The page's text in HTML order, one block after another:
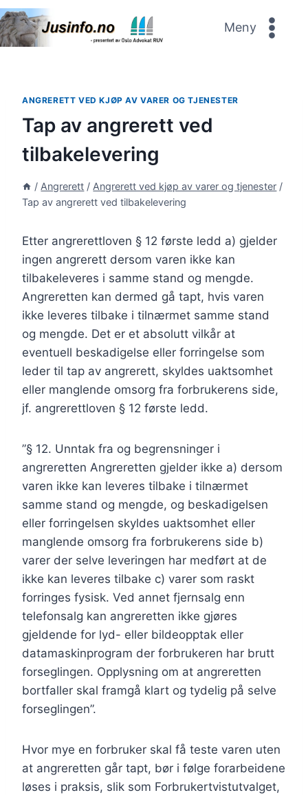
Skip
to
content
Meny
ANGRERETT VED KJØP AV VARER OG TJENESTER
Tap av angrerett ved
tilbakelevering
/ Angrerett / Angrerett ved kjøp av varer og tjenester /
Tap av angrerett ved tilbakelevering
Etter angrerettloven § 12 første ledd a) gjelder
ingen angrerett dersom varen ikke kan
tilbakeleveres i samme stand og mengde.
Angreretten kan dermed gå tapt, hvis varen
ikke leveres tilbake i tilnærmet samme stand
og mengde. Det er et absolutt vilkår at
eventuell beskadigelse eller forringelse som
leder til tap av angrerett, skyldes uaktsomhet
eller manglende omsorg fra forbrukerens side,
jf. angrerettloven § 12 første ledd.
”§ 12. Unntak fra og begrensninger i
angreretten Angreretten gjelder ikke a) dersom
varen ikke kan leveres tilbake i tilnærmet
samme stand og mengde, og beskadigelsen
eller forringelsen skyldes uaktsomhet eller
manglende omsorg fra forbrukerens side b)
varer der selve leveringen har medført at de
ikke kan leveres tilbake c) varer som raskt
forringes fysisk. Ved annet fjernsalg enn
telefonsalg kan angreretten ikke gjøres
gjeldende for lyd- eller bildeopptak eller
datamaskinprogram der forbrukeren har brutt
forseglingen. Opplysning om at angreretten
bortfaller skal framgå klart og tydelig på selve
forseglingen”.
Hvor mye en forbruker skal få teste varen uten
at angreretten går tapt, bør i følge forarbeidene
løses i praksis, slik som Forbrukertvistutvalget,